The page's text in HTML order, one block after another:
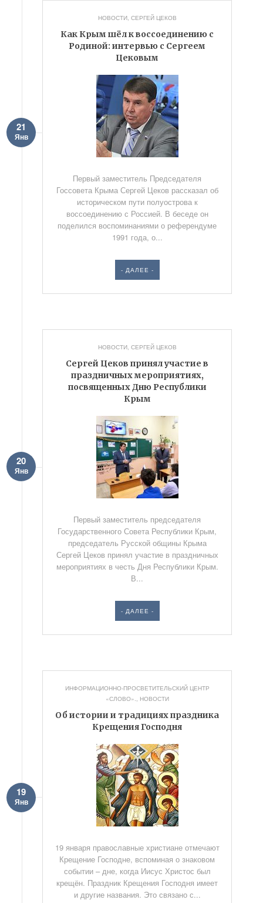
НОВОСТИ, СЕРГЕЙ ЦЕКОВ
Как Крым шёл к воссоединению с
Родиной: интервью с Сергеем
Цековым
21
Янв
Первый заместитель Председателя
Госсовета Крыма Сергей Цеков рассказал об
историческом пути полуострова к
воссоединению с Россией. В беседе он
поделился воспоминаниями о референдуме
1991 года, о...
- ДАЛЕЕ -
НОВОСТИ, СЕРГЕЙ ЦЕКОВ
Сергей Цеков принял участие в
праздничных мероприятиях,
посвященных Дню Республики
Крым
20
Янв
Первый заместитель председателя
Государственного Совета Республики Крым,
председатель Русской общины Крыма
Сергей Цеков принял участие в праздничных
мероприятиях в честь Дня Республики Крым.
В...
- ДАЛЕЕ -
ИНФОРМАЦИОННО-ПРОСВЕТИТЕЛЬСКИЙ ЦЕНТР
«СЛОВО»., НОВОСТИ
Об истории и традициях праздника
Крещения Господня
19
Янв
19 января православные христиане отмечают
Крещение Господне, вспоминая о знаковом
событии – дне, когда Иисус Христос был
крещён. Праздник Крещения Господня имеет
и другие названия. Это связано с...